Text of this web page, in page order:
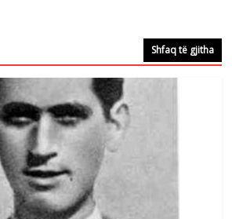
e invalidëve në Fushë Kosovë
Comments Off
Çlirimtari Agron Gërvalla me takime pune
në atdhe të shoqerisë Levizja
August 3, 2026 Comments Off
Postim me vlera nga artistja e mirëfilltë
Mimoza Gjoni
Shfaq të gjitha